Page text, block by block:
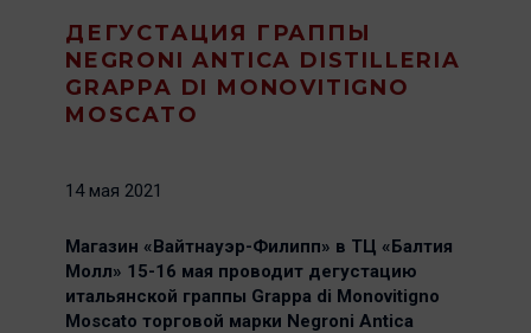
ДЕГУСТАЦИЯ ГРАППЫ
NEGRONI ANTICA DISTILLERIA
GRAPPA DI MONOVITIGNO
MOSCATO
14 мая 2021
Магазин «Вайтнауэр-Филипп» в ТЦ «Балтия
Молл» 15-16 мая проводит дегустацию
итальянской граппы Grappa di Monovitigno
Moscato торговой марки Negroni Antica